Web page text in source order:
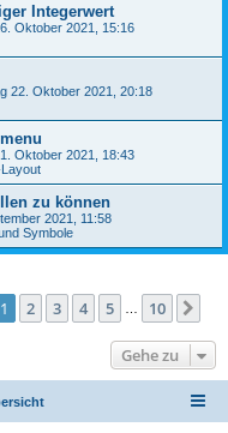
Integerwert
Oktober 2021, 15:16
22. Oktober 2021, 20:18
Oktober 2021, 18:43
zu können
2021, 11:58
Symbole
1von 10
1 2 3 4 5 10
Gehe zu